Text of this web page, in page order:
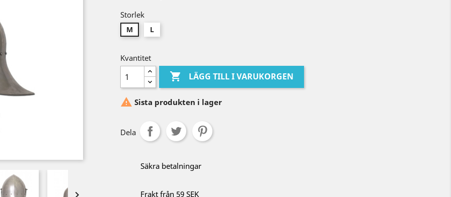
Storlek
M L
Kvantitet
 LÄGG TILL I VARUKORGEN
 Sista produkten i lager
Dela
Säkra betalningar
Frakt från 59 SEK